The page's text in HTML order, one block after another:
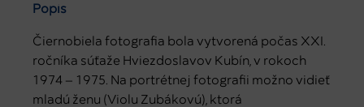
Popis
Čiernobiela fotografia bola vytvorená počas XXI.
ročníka súťaže Hviezdoslavov Kubín, v rokoch
1974 – 1975. Na portrétnej fotografii možno vidieť
mladú ženu (Violu Zubákovú), ktorá